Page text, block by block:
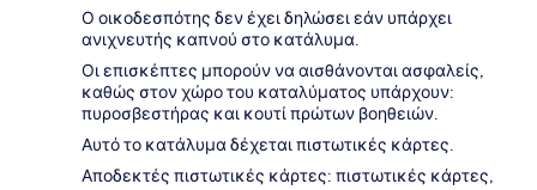
Ο οικοδεσπότης δεν έχει δηλώσει εάν υπάρχει
ανιχνευτής καπνού στο κατάλυμα.
Οι επισκέπτες μπορούν να αισθάνονται ασφαλείς,
καθώς στον χώρο του καταλύματος υπάρχουν:
πυροσβεστήρας και κουτί πρώτων βοηθειών.
Αυτό το κατάλυμα δέχεται πιστωτικές κάρτες.
Αποδεκτές πιστωτικές κάρτες: πιστωτικές κάρτες,